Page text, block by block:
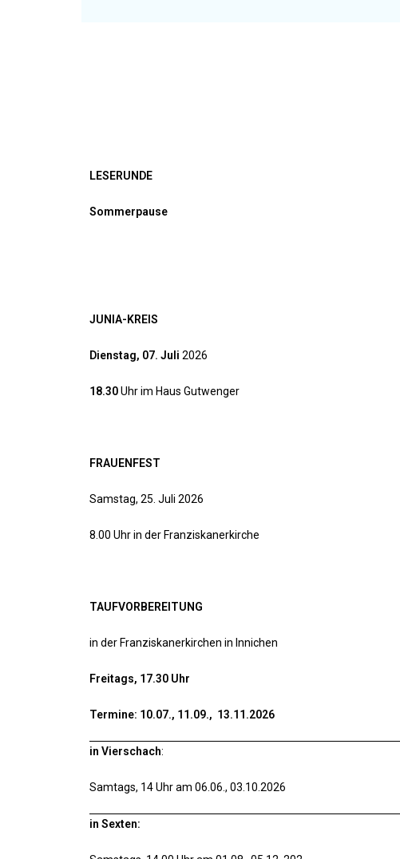
LESERUNDE
Sommerpause
JUNIA-KREIS
Dienstag, 07. Juli 2026
18.30Uhr im Haus Gutwenger
FRAUENFEST
Samstag, 25. Juli 2026
8.00 Uhr in der Franziskanerkirche
TAUFVORBEREITUNG
in der Franziskanerkirchen in Innichen
Freitags, 17.30 Uhr
Termine: 10.07., 11.09., 13.11.2026
in Vierschach:
Samtags, 14 Uhr am 06.06., 03.10.2026
in Sexten: